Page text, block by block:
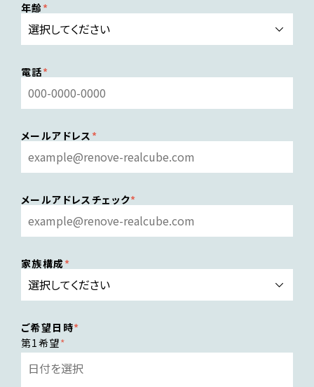
年齢
電話
メールアドレス
メールアドレスチェック
家族構成
ご希望日時
第1希望